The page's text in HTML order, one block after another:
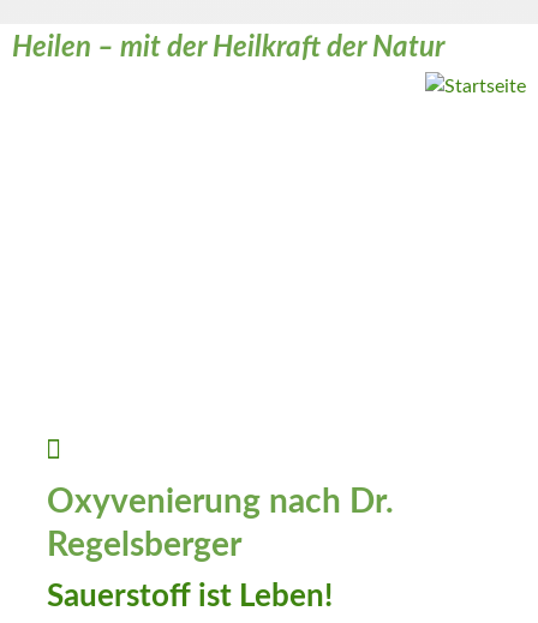
Heilen – mit der Heilkraft der Natur
Weiter zum Inhalt
Oxyvenierung nach Dr.
Regelsberger
Sauerstoff ist Leben!